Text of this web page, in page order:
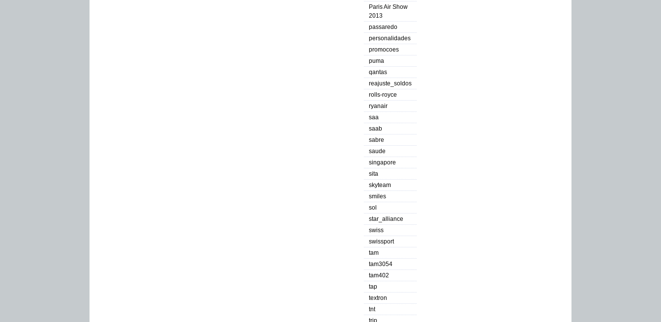
Paris Air Show
2013
passaredo
personalidades
promocoes
puma
qantas
reajuste_soldos
rolls-royce
ryanair
saa
saab
sabre
saude
singapore
sita
skyteam
smiles
sol
star_alliance
swiss
swissport
tam
tam3054
tam402
tap
textron
tnt
trip